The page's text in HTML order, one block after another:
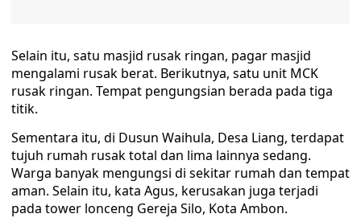
Selain itu, satu masjid rusak ringan, pagar masjid
mengalami rusak berat. Berikutnya, satu unit MCK
rusak ringan. Tempat pengungsian berada pada tiga
titik.
Sementara itu, di Dusun Waihula, Desa Liang, terdapat
tujuh rumah rusak total dan lima lainnya sedang.
Warga banyak mengungsi di sekitar rumah dan tempat
aman. Selain itu, kata Agus, kerusakan juga terjadi
pada tower lonceng Gereja Silo, Kota Ambon.